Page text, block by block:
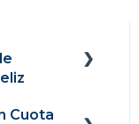
Cuota